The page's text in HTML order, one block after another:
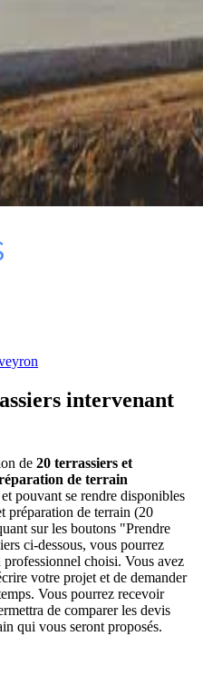
intervenant
de 20 terrassiers et
de terrain
et pouvant se rendre disponibles
préparation de terrain (20
sur les boutons "Prendre
ci-dessous, vous pourrez
choisi. Vous avez
votre projet et de demander
Vous pourrez recevoir
de comparer les devis
qui vous seront proposés.